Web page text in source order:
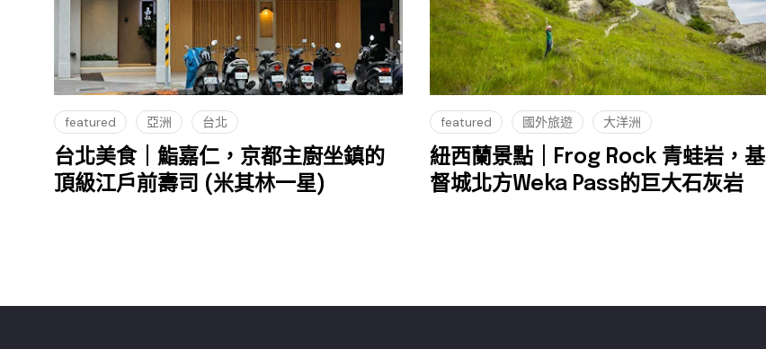
featured 亞洲 台北
台北美食｜鮨嘉仁，京都主廚坐鎮的
頂級江戶前壽司 (米其林一星)
featured 國外旅遊 大洋洲
紐西蘭景點｜Frog Rock 青蛙岩，基
督城北方Weka Pass的巨大石灰岩